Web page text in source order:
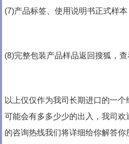
(7)产品标签、使用说明书正式样本
(8)完整包装产品样品返回搜狐，
以上仅仅作为我司长期进口的一
可能会有多多少少的出入，我司
的咨询热线我们将详细给你解答你